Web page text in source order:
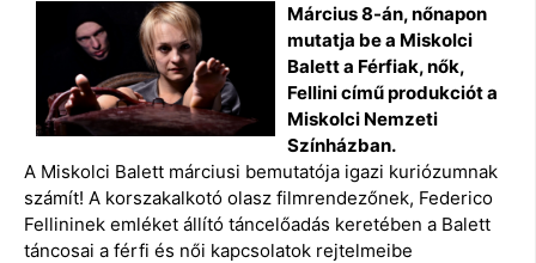
Március 8-án, nőnapon
mutatja be a Miskolci
Balett a Férfiak, nők,
Fellini című produkciót a
Miskolci Nemzeti
Színházban.
A Miskolci Balett márciusi bemutatója igazi kuriózumnak
számít! A korszakalkotó olasz filmrendezőnek, Federico
Fellininek emléket állító táncelőadás keretében a Balett
táncosai a férfi és női kapcsolatok rejtelmeibe